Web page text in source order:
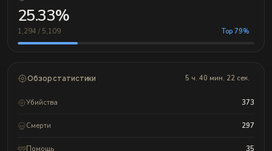
25.33%
1,294 / 5,109 Top 79%
Обзор статистики 5 ч. 40 мин. 22 сек.
Убийства 373
Смерти 297
Помощь 35